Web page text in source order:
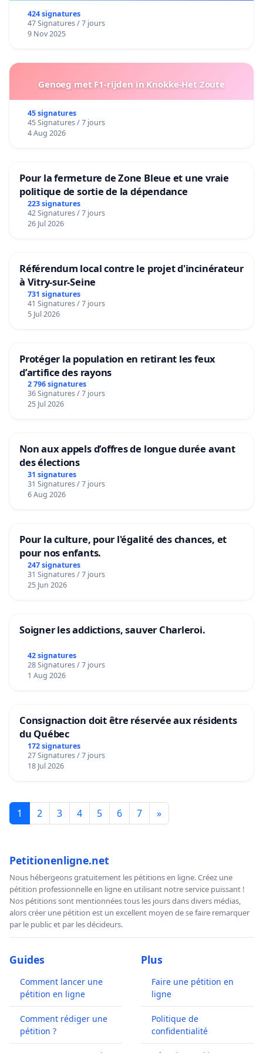
424 signatures
47 Signatures / 7 jours
9 Nov 2025
Genoeg met F1-rijden in Knokke-Het Zoute
45 signatures
45 Signatures / 7 jours
4 Aug 2026
Pour la fermeture de Zone Bleue et une vraie
politique de sortie de la dépendance
223 signatures
42 Signatures / 7 jours
26 Jul 2026
Référendum local contre le projet d'incinérateur
à Vitry-sur-Seine
731 signatures
41 Signatures / 7 jours
5 Jul 2026
Protéger la population en retirant les feux
d’artifice des rayons
2 796 signatures
36 Signatures / 7 jours
25 Jul 2026
Non aux appels d’offres de longue durée avant
des élections
31 signatures
31 Signatures / 7 jours
6 Aug 2026
Pour la culture, pour l'égalité des chances, et
pour nos enfants.
247 signatures
31 Signatures / 7 jours
25 Jun 2026
Soigner les addictions, sauver Charleroi.
42 signatures
28 Signatures / 7 jours
1 Aug 2026
Consignaction doit être réservée aux résidents
du Québec
172 signatures
27 Signatures / 7 jours
18 Jul 2026
1 2 3 4 5 6 7 »
Petitionenligne.net
Nous hébergeons gratuitement les pétitions en ligne. Créez une
pétition professionnelle en ligne en utilisant notre service puissant !
Nos pétitions sont mentionnées tous les jours dans divers médias,
alors créer une pétition est un excellent moyen de se faire remarquer
par le public et par les décideurs.
Guides
Comment lancer une
pétition en ligne
Comment rédiger une
pétition ?
Plus
Faire une pétition en
ligne
Politique de
confidentialité